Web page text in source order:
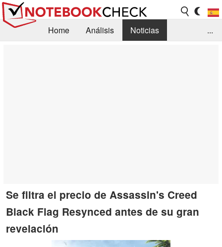
Home Análisis
Noticias
...
Se filtra el precio de Assassin's Creed
Black Flag Resynced antes de su gran
revelación